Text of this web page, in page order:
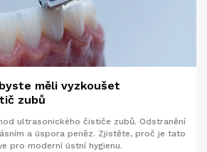
měli vyzkoušet
zubů
ultrasonického čističe zubů. Odstranění
a úspora peněz. Zjistěte, proč je tato
pro moderní ústní hygienu.